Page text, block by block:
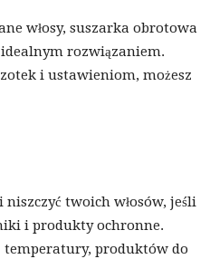
włosy, suszarka obrotowa
rozwiązaniem.
i ustawieniom, możesz
twoich włosów, jeśli
i produkty ochronne.
produktów do